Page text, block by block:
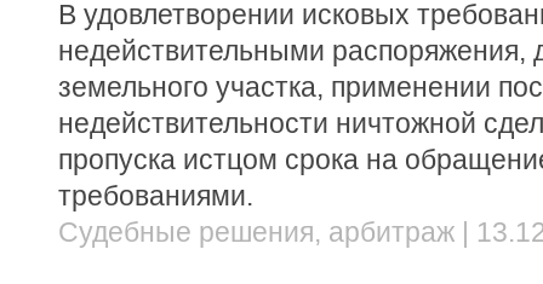
В удовлетворении исковых
недействительными распоряжения,
земельного участка, применении
недействительности ничтожной
пропуска истцом срока на
требованиями.
Судебные решения, арбитраж |